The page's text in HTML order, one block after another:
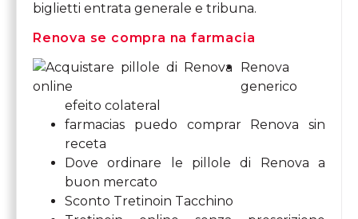
biglietti entrata generale e tribuna.
Renova se compra na farmacia
Renova
generico
efeito colateral
farmacias puedo comprar Renova sin
receta
Dove ordinare le pillole di Renova a
buon mercato
Sconto Tretinoin Tacchino